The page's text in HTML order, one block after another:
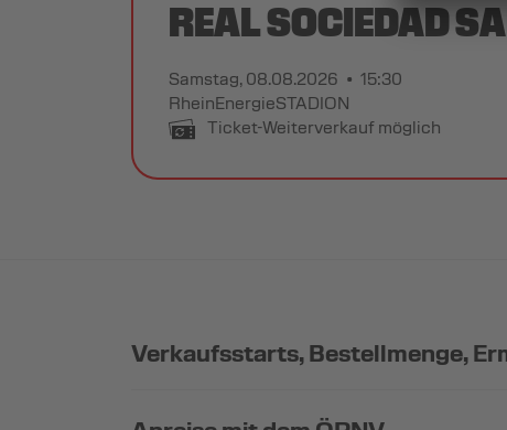
REAL SOCIEDAD
Samstag, 08.08.2026
15:30
RheinEnergieSTADION
Ticket-Weiterverkauf möglich
Verkaufsstarts, Bestellmenge,